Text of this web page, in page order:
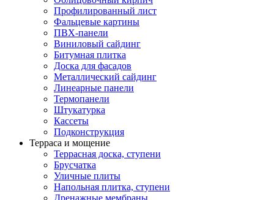
Профилированный лист
Фальцевые картины
ПВХ-панели
Виниловый сайдинг
Битумная плитка
Доска для фасадов
Металлический сайдинг
Линеарные панели
Термопанели
Штукатурка
Кассеты
Подконструкция
Терраса и мощение
Террасная доска, ступени
Брусчатка
Уличные плиты
Напольная плитка, ступени
Дренажные мембраны